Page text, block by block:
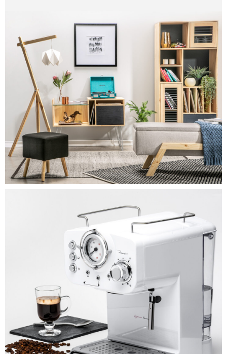
MENAJE – ELECTRO
3340 0 Detalle